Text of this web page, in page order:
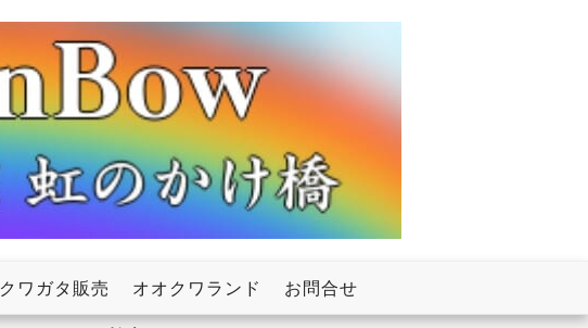
クワガタ販売 オオクワランド お問合せ